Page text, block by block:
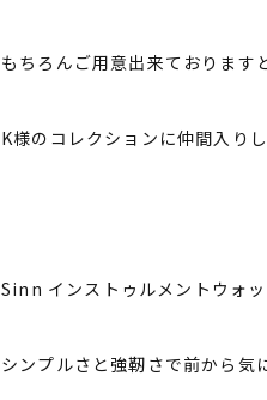
もちろんご用意出来ておりますと
K様のコレクションに仲間入りし
Sinn インストゥルメントウォ
シンプルさと強靭さで前から気